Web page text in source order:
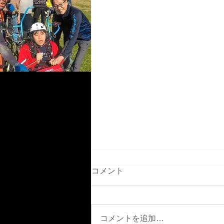
5月2日GW中盤
コメント
コメントを追加…